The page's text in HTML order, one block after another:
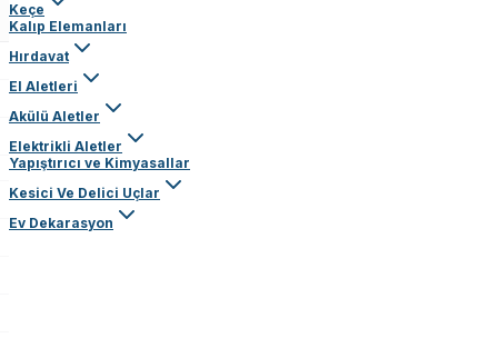
Keçe
Kalıp Elemanları
Hırdavat
El Aletleri
Akülü Aletler
Elektrikli Aletler
Yapıştırıcı ve Kimyasallar
Kesici Ve Delici Uçlar
Ev Dekarasyon